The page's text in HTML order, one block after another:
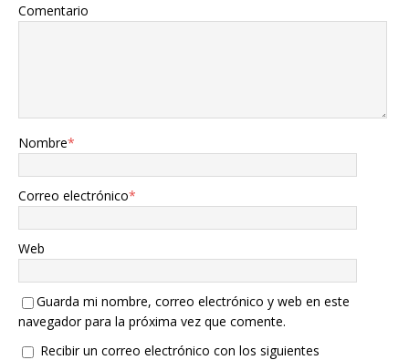
Comentario
Nombre*
Correo electrónico*
Web
Guarda mi nombre, correo electrónico y web en este
navegador para la próxima vez que comente.
Recibir un correo electrónico con los siguientes